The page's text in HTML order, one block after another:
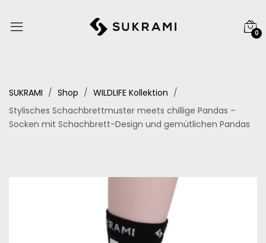
0
SUKRAMI Shop
WILDLIFE Kollektion
Stylisches Schachbrettmuster meets chillige Pandas –
Socken mit Schachbrett-Design und gemütlichen Pandas